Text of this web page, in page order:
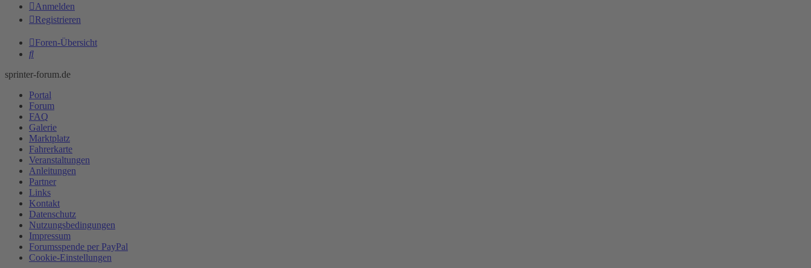
Anmelden
Registrieren
Foren-Übersicht
Suche
sprinter-forum.de
Portal
Forum
FAQ
Galerie
Marktplatz
Fahrerkarte
Veranstaltungen
Anleitungen
Partner
Links
Kontakt
Datenschutz
Nutzungsbedingungen
Impressum
Forumsspende per PayPal
Cookie-Einstellungen